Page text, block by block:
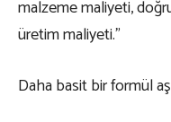
malzeme maliyeti,
üretim maliyeti.”
Daha basit bir formül